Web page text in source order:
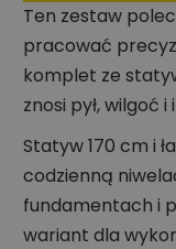
Ten zestaw
pracować
komplet ze
znosi pył, wilgoć
Statyw 170 cm i
codzienną
fundamentach i
wariant dla